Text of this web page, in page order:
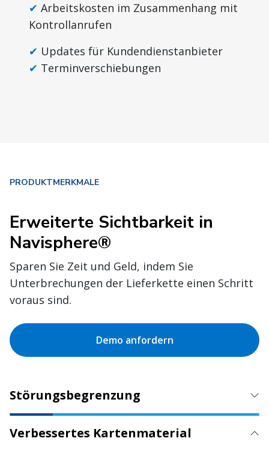
Arbeitskosten im Zusammenhang mit
Kontrollanrufen
Updates für Kundendienstanbieter
Terminverschiebungen
PRODUKTMERKMALE
Erweiterte Sichtbarkeit in
Navisphere®
Sparen Sie Zeit und Geld, indem Sie
Unterbrechungen der Lieferkette einen Schritt
voraus sind.
Demo anfordern
Störungsbegrenzung
Verbessertes Kartenmaterial